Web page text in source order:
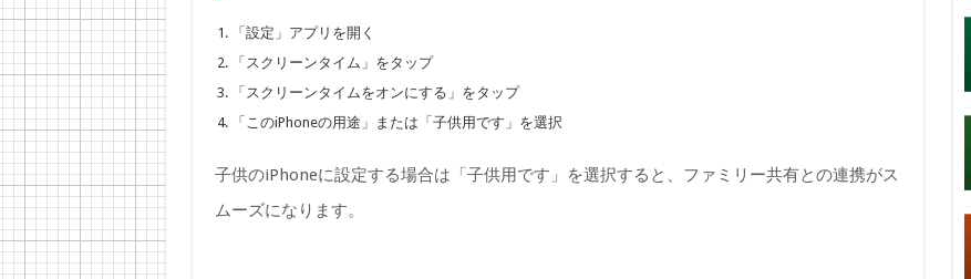
「設定」アプリを開く
「スクリーンタイム」をタップ
「スクリーンタイムをオンにする」をタップ
「このiPhoneの用途」または「子供用です」を選択
子供のiPhoneに設定する場合は「子供用です」を選択すると、ファミリー共有との連携がス
ムーズになります。